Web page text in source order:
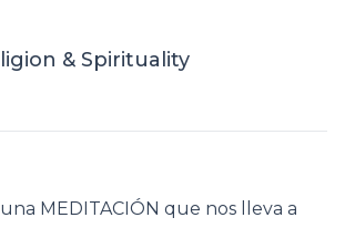
& Spirituality
MEDITACIÓN que nos lleva a